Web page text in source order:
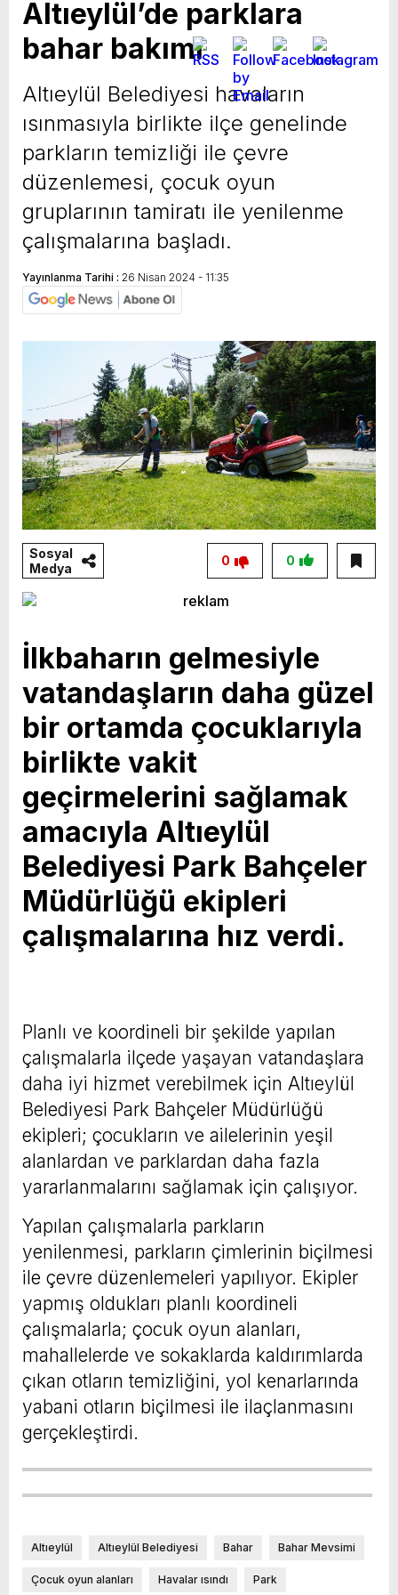
Altıeylül’de parklara
bahar bakımı
Altıeylül Belediyesi havaların
ısınmasıyla birlikte ilçe genelinde
parkların temizliği ile çevre
düzenlemesi, çocuk oyun
gruplarının tamiratı ile yenilenme
çalışmalarına başladı.
Yayınlanma Tarihi : 26 Nisan 2024 - 11:35
Sosyal
Medya
0
0
İlkbaharın gelmesiyle
vatandaşların daha güzel
bir ortamda çocuklarıyla
birlikte vakit
geçirmelerini sağlamak
amacıyla Altıeylül
Belediyesi Park Bahçeler
Müdürlüğü ekipleri
çalışmalarına hız verdi.
Planlı ve koordineli bir şekilde yapılan
çalışmalarla ilçede yaşayan vatandaşlara
daha iyi hizmet verebilmek için Altıeylül
Belediyesi Park Bahçeler Müdürlüğü
ekipleri; çocukların ve ailelerinin yeşil
alanlardan ve parklardan daha fazla
yararlanmalarını sağlamak için çalışıyor.
Yapılan çalışmalarla parkların
yenilenmesi, parkların çimlerinin biçilmesi
ile çevre düzenlemeleri yapılıyor. Ekipler
yapmış oldukları planlı koordineli
çalışmalarla; çocuk oyun alanları,
mahallelerde ve sokaklarda kaldırımlarda
çıkan otların temizliğini, yol kenarlarında
yabani otların biçilmesi ile ilaçlanmasını
gerçekleştirdi.
Altıeylül Altıeylül Belediyesi Bahar Bahar Mevsimi
Çocuk oyun alanları Havalar ısındı Park